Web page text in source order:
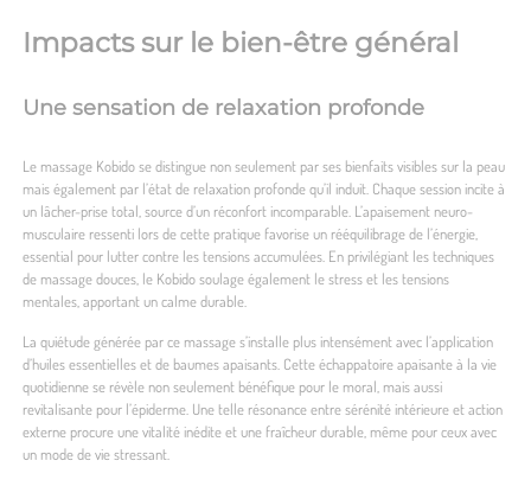
Impacts sur le bien-être général
Une sensation de relaxation profonde
Le massage Kobido se distingue non seulement par ses bienfaits visibles sur la peau
mais également par l’état de relaxation profonde qu’il induit. Chaque session incite à
un lâcher-prise total, source d’un réconfort incomparable. L’apaisement neuro-
musculaire ressenti lors de cette pratique favorise un rééquilibrage de l’énergie,
essential pour lutter contre les tensions accumulées. En privilégiant les techniques
de massage douces, le Kobido soulage également le stress et les tensions
mentales, apportant un calme durable.
La quiétude générée par ce massage s’installe plus intensément avec l’application
d’huiles essentielles et de baumes apaisants. Cette échappatoire apaisante à la vie
quotidienne se révèle non seulement bénéfique pour le moral, mais aussi
revitalisante pour l’épiderme. Une telle résonance entre sérénité intérieure et action
externe procure une vitalité inédite et une fraîcheur durable, même pour ceux avec
un mode de vie stressant.